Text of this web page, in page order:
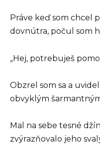
Práve keď som chcel
dovnútra, počul som
„Hej, potrebuješ
Obzrel som sa a
obvyklým
Mal na sebe tesné
zvýrazňovalo jeho